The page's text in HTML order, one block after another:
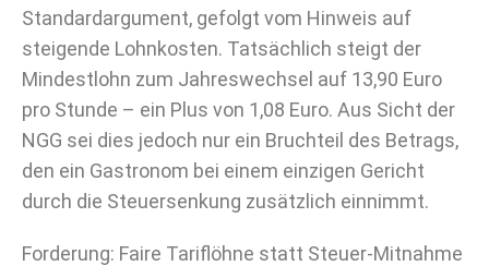
Standardargument, gefolgt vom Hinweis auf
steigende Lohnkosten. Tatsächlich steigt der
Mindestlohn zum Jahreswechsel auf 13,90 Euro
pro Stunde – ein Plus von 1,08 Euro. Aus Sicht der
NGG sei dies jedoch nur ein Bruchteil des Betrags,
den ein Gastronom bei einem einzigen Gericht
durch die Steuersenkung zusätzlich einnimmt.
Forderung: Faire Tariflöhne statt Steuer-Mitnahme